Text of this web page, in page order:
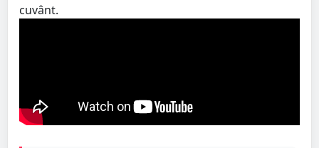
cuvânt.